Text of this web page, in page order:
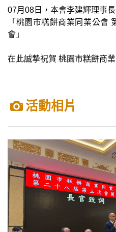
07月08日，本會李建輝理事
「桃園市糕餅商業同業公會
會」
在此誠摯祝賀 桃園市糕餅商
活動相片